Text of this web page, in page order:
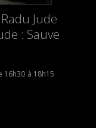
Jude
: Sauve
16h30 18h15